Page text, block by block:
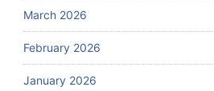
March 2026
February 2026
January 2026